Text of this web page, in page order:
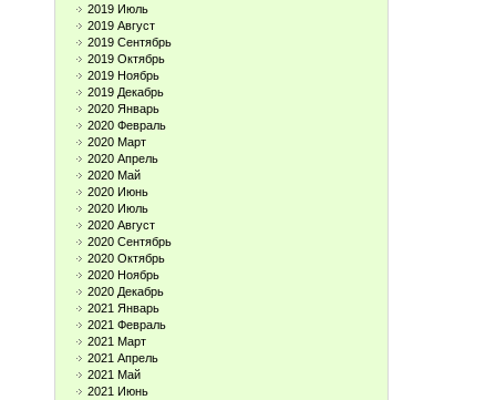
2019 Июль
2019 Август
2019 Сентябрь
2019 Октябрь
2019 Ноябрь
2019 Декабрь
2020 Январь
2020 Февраль
2020 Март
2020 Апрель
2020 Май
2020 Июнь
2020 Июль
2020 Август
2020 Сентябрь
2020 Октябрь
2020 Ноябрь
2020 Декабрь
2021 Январь
2021 Февраль
2021 Март
2021 Апрель
2021 Май
2021 Июнь